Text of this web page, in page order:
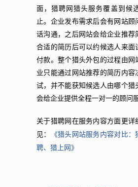
面，猎聘网猎头服务覆盖到候
止。企业发布需求后会有网站顾
话沟通，之后网站会给企业推荐
合适的简历后可以约候选人来面
付款。整个猎头外包的过程由网
业只能通过网站推荐的简历内容
试，并不能获知候选人由哪个猎
会给企业提供全程一对一的顾问
关于猎聘网在服务内容方面更详
见：
《猎头网站服务内容对比
聘、猎上网》